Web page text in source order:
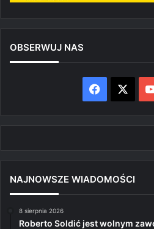
OBSERWUJ NAS
Facebook
NAJNOWSZE WIADOMOŚCI
8 sierpnia 2026
Roberto Soldić jest wolnym